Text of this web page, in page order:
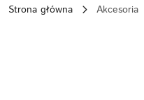
Strona główna Akcesoria